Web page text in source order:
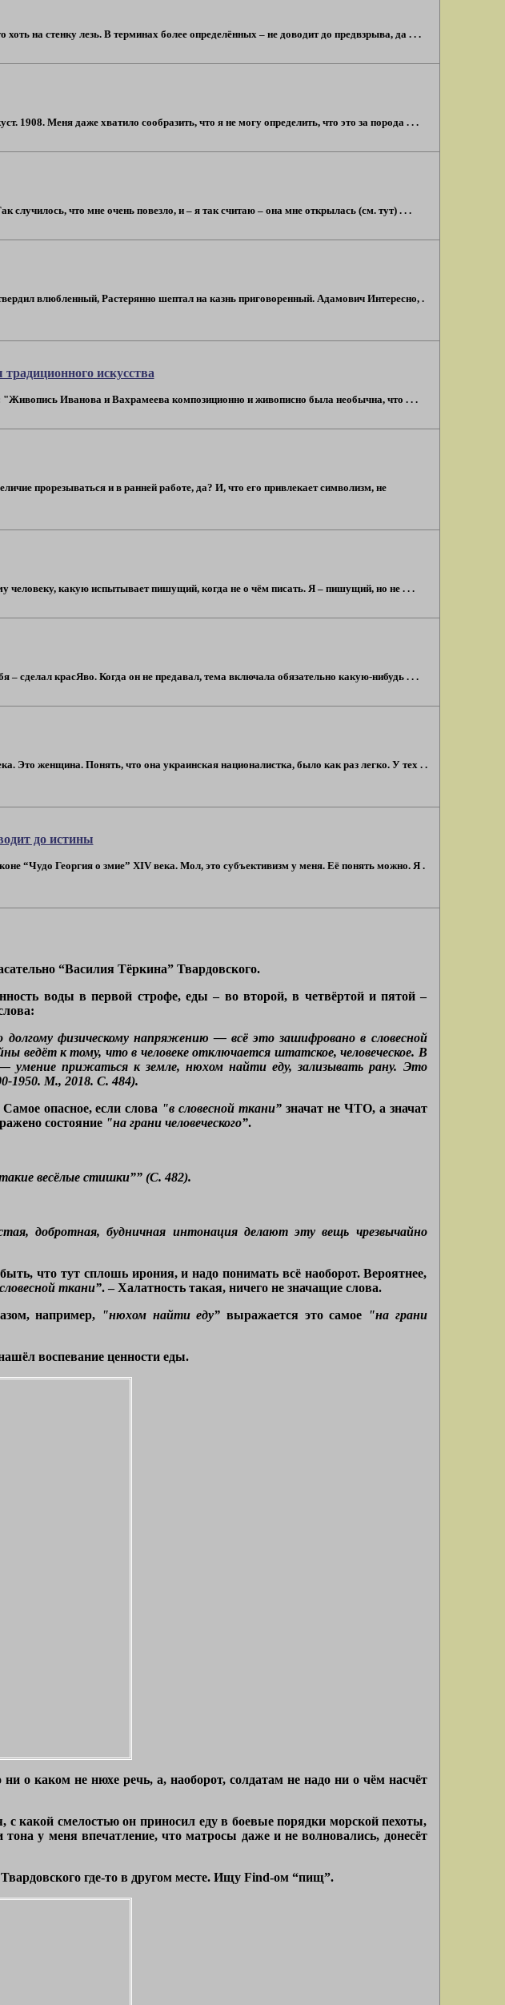
на стенку лезь. В терминах более определённых – не доводит до предвзрыва, да . . .
1908. Меня даже хватило сообразить, что я не могу определить, что это за порода . . .
что мне очень повезло, и – я так считаю – она мне открылась (см. тут) . . .
влюбленный, Растерянно шептал на казнь приговоренный. Адамович Интересно, .
искусства
Иванова и Вахрамеева композиционно и живописно была необычна, что . . .
прорезываться и в ранней работе, да? И, что его привлекает символизм, не
человеку, какую испытывает пишущий, когда не о чём писать. Я – пишущий, но не . . .
– сделал красЯво. Когда он не предавал, тема включала обязательно какую-нибудь . . .
Это женщина. Понять, что она украинская националистка, было как раз легко. У тех . .
до истины
“Чудо Георгия о змие” XIV века. Мол, это субъективизм у меня. Её понять можно. Я .
“Василия Тёркина” Твардовского.
воды в первой строфе, еды – во второй, в четвёртой и пятой –
долгому физическому напряжению — всё это зашифровано в словесной
ведёт к тому, что в человеке отключается штатское, человеческое. В
умение прижаться к земле, нюхом найти еду, зализывать рану. Это
1950. М., 2018. С. 484).
опасное, если слова "в словесной ткани” значат не ЧТО, а значат
состояние "на грани человеческого”.
весёлые стишки”” (С. 482).
добротная, будничная интонация делают эту вещь чрезвычайно
что тут сплошь ирония, и надо понимать всё наоборот. Вероятнее,
ткани”. – Халатность такая, ничего не значащие слова.
например,
"нюхом найти еду” выражается это самое
"на грани
воспевание ценности еды.
о каком не нюхе речь, а, наоборот, солдатам не надо ни о чём насчёт
какой смелостью он приносил еду в боевые порядки морской пехоты,
у меня впечатление, что матросы даже и не волновались, донесёт
где-то в другом месте. Ищу Find-ом “пищ”.